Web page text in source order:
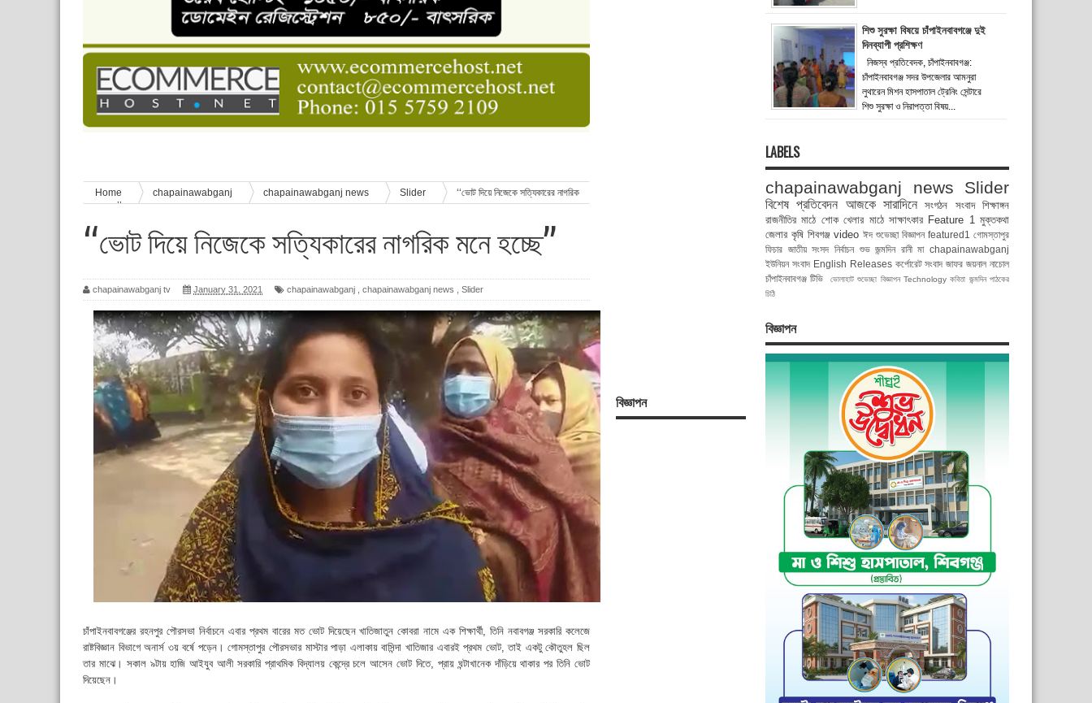
চাঁপাইনবাবগঞ্জে শেষ হয়েছে ৫ দিনের স্কাউট ইউনিট লিডার বেসিক কোর্স
বাংলাদেশ স্কাউটস দিবস পালন
পানি সংকট, কলস নিয়ে বিক্ষোভ
ঈদের শুভেচ্ছা জানিয়েছেন সাবেক ছাত্রলীগ নেতা আবু হাসনাত সুমন
শিশু সুরক্ষা বিষয়ে চাঁপাইনবাবগঞ্জে দুই দিনব্যাপী প্রশিক্ষণ
বিজ্ঞাপন
Home chapainawabganj chapainawabganj news Slider
‘‘ভোট দিয়ে নিজেকে সত্যিকারের নাগরিক
মনে হচ্ছে’’
‘‘ভোট দিয়ে নিজেকে সত্যিকারের নাগরিক মনে হচ্ছে’’
chapainawabganj tv January 31, 2021 chapainawabganj chapainawabganj news Slider
চাঁপাইনবাবগঞ্জের রহনপুর পৌরসভা নির্বাচনে এবার প্রথম বারের মত ভোট দিয়েছেন খাতিজাতুন কোবরা নামে এক শিক্ষার্থী, তিনি নবাবগঞ্জ সরকারি কলেজে
রাষ্টবিজ্ঞান বিভাগে অনার্স ৩য় বর্ষে পড়েন। গোমস্তাপুর পৌরসভার মাস্টার পাড়া এলাকায় বাসিন্দা খাতিজার এবারই প্রথম ভোট, তাই একটু কৌতুহল ছিল
তার মাঝে। সকাল ৯টায় হাজি আইযুব আলী সরকারি প্রাথমিক বিদ্যালয় কেন্দ্রে চলে আসেন ভোট দিতে, প্রায় ঘন্টাখানেক দাঁড়িয়ে থাকার পর তিনি ভোট
দিয়েছেন।
শিশু সুরক্ষা বিষয়ে চাঁপাইনবাবগঞ্জে দুই
দিনব্যাপী প্রশিক্ষণ
নিজস্ব প্রতিবেদক, চাঁপাইনবাবগঞ্জ:
চাঁপাইনবাবগঞ্জ সদর উপজেলার আমনুরা
লুথারেন মিশন হাসপাতাল ট্রেনিং সেন্টারে
শিশু সুরক্ষা ও নিরাপত্তা বিষয়...
LABELS
chapainawabganj news Slider
বিশেষ প্রতিবেদন আজকে সারাদিনে সংগঠন সংবাদ
শিক্ষাঙ্গন
রাজনীতির মাঠে শোক খেলার মাঠে সাক্ষাৎকার Feature 1 মুক্তকথা
জেলার কৃষি শিবগঞ্জ video ঈদ শুভেচ্ছা বিজ্ঞাপন featured1 গোমস্তাপুর
ফিচার জাতীয় সংসদ নির্বাচন শুভ জন্মদিন রানী মা chapainawabganj
ইউনিয়ন সংবাদ English Releases কর্পোরেট সংবাদ জাফর জয়নাল নাচোল
চাঁপাইনবাবগঞ্জ টিভি
ভোলাহাট শুভেচ্ছা বিজ্ঞাপন Technology কবিতা জন্মদিন পাঠকের
চিঠি
বিজ্ঞাপন